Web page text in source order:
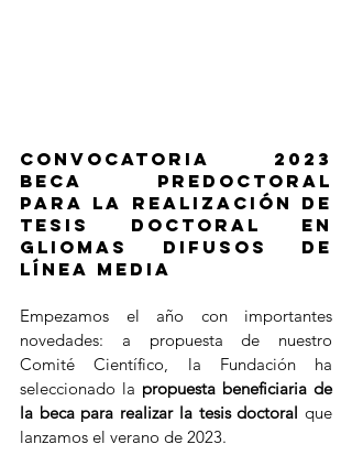
Convocatoria 2023
Beca Predoctoral
para la realización de
Tesis Doctoral en
gliomas difusos de
línea media
Empezamos el año con importantes
novedades: a propuesta de nuestro
Comité Científico, la Fundación ha
seleccionado la propuesta beneficiaria de
la beca para realizar la tesis doctoral que
lanzamos el verano de 2023.